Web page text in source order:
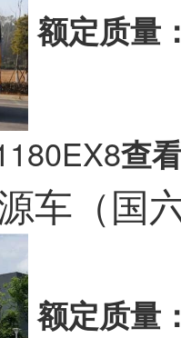
额定质量
查
车（国
额定质量